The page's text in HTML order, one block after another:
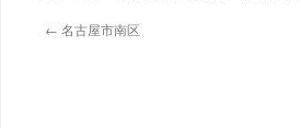
← 名古屋市南区